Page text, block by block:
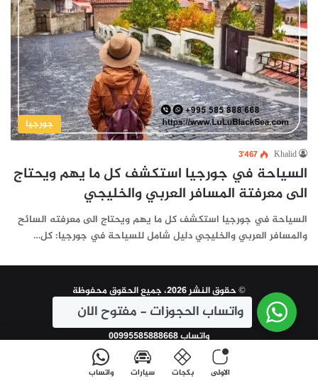
جورجيا
Khalid 3٬467
السياحة في جورجيا استكشف كل ما يهم ويحتاج
الى معرفتة المسافر العربي والخليجي
السياحة في جورجيا استكشف كل ما يهم ويحتاج الى معرفته السائح
والمسافر العربي والخليجي دليل شامل للسياحة في جورجيا: كل…
© حقوق النشر 2026، جميع الحقوق محفوظة
| تم التطوير و الاعلان بواسطةسين تكنولوجي
واتساب 00995585888668
الاولى بكجات سيارات واتساب
واتساب الحجوزات - مفتوح الان